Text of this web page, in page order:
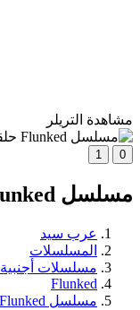
مشاهدة التريلر
0
1
مسلسل Flunked حلقة 4 مترجم HD
عرب سيد
المسلسلات
مسلسلات أجنبية
Flunked
مسلسل Flunked حلقة 4 مترجم HD